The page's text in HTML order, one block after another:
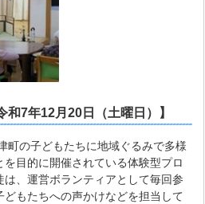
和7年12月20日（土曜日）】
町の子どもたちに地域ぐるみで多様
目的に開催されている体験型プロ
、運営ボランティアとして毎回参
もたちへの声かけなどを担当して